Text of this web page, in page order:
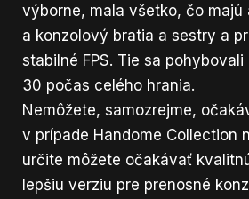
výborne, mala všetko, čo majú
a konzolový bratia a sestry a
stabilné FPS. Tie sa
30 počas celého hrania.
Nemôžete, samozrejme,
v prípade Handome Collection
určite môžete očakávať
lepšiu verziu pre prenosné